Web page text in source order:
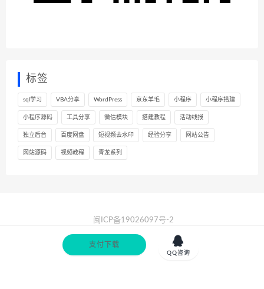
支付下载 
QQ咨询
标签
sql学习 VBA分享 WordPress 京东羊毛 小程序 小程序搭建
小程序源码 工具分享 微信模块 搭建教程 活动线报
独立后台 百度网盘 短视频去水印 经验分享 网站公告
网站源码 视频教程 青龙系列
闽ICP备19026097号-2
XML| 站长导航